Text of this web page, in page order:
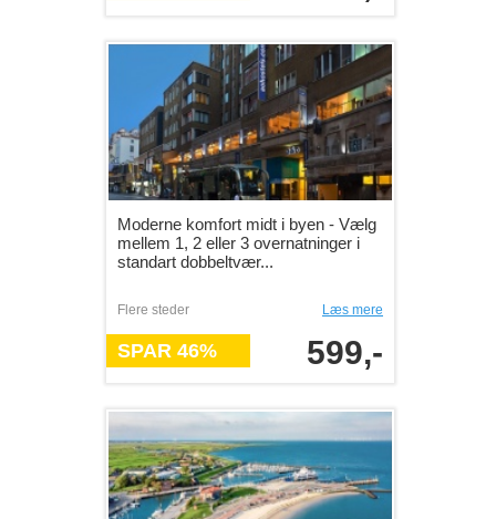
Moderne komfort midt i byen - Vælg
mellem 1, 2 eller 3 overnatninger i
standart dobbeltvær...
Flere steder Læs mere
SPAR 46% 599,-